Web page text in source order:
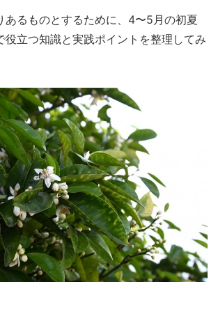
あるものとするために、4〜5月の初夏
役立つ知識と実践ポイントを整理してみ